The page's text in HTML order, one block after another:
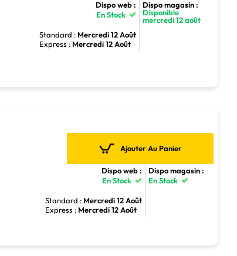
Dispo web :
En Stock
Standard : Mercredi 12 Août
Express : Mercredi 12 Août
Dispo magasin :
Disponible
mercredi 12 août
Ajouter Au Panier
Dispo web :
En Stock
Standard : Mercredi 12 Août
Express : Mercredi 12 Août
Dispo magasin :
En Stock